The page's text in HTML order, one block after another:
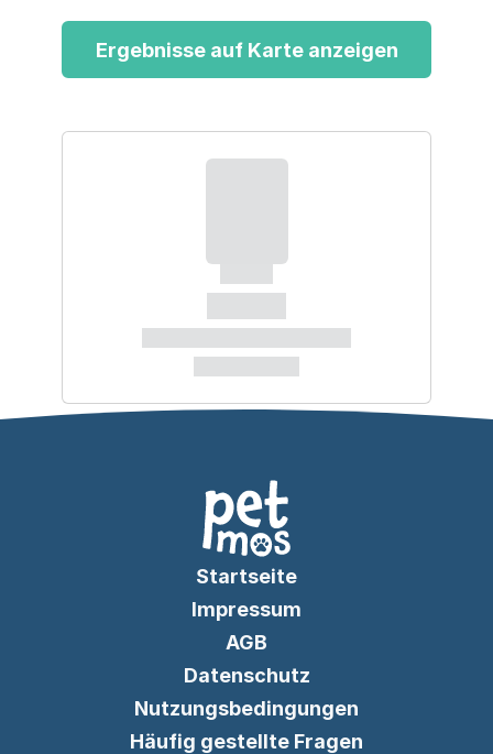
Thermotherapie. Auch Massagekurse
nach Vereinbarung.
Ergebnisse auf Karte anzeigen
Startseite
Impressum
AGB
Datenschutz
Nutzungsbedingungen
Häufig gestellte Fragen